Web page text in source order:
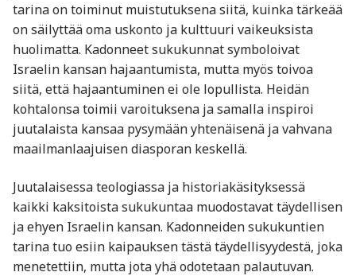
tarina on toiminut muistutuksena siitä, kuinka tärkeää
on säilyttää oma uskonto ja kulttuuri vaikeuksista
huolimatta. Kadonneet sukukunnat symboloivat
Israelin kansan hajaantumista, mutta myös toivoa
siitä, että hajaantuminen ei ole lopullista. Heidän
kohtalonsa toimii varoituksena ja samalla inspiroi
juutalaista kansaa pysymään yhtenäisenä ja vahvana
maailmanlaajuisen diasporan keskellä.
Juutalaisessa teologiassa ja historiakäsityksessä
kaikki kaksitoista sukukuntaa muodostavat täydellisen
ja ehyen Israelin kansan. Kadonneiden sukukuntien
tarina tuo esiin kaipauksen tästä täydellisyydestä, joka
menetettiin, mutta jota yhä odotetaan palautuvan.